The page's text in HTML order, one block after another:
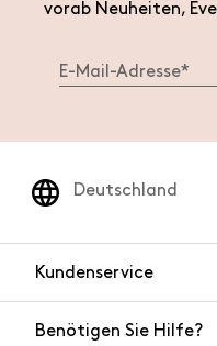
vorab Neuheiten,
Deutschland
Kundenservice
Benötigen Sie Hilfe?